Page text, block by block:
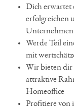
Dich erwartet
erfolgreichen
Unternehmen
Werde Teil
mit
Wir bieten dir
attraktive
Homeoffice
Profitiere von